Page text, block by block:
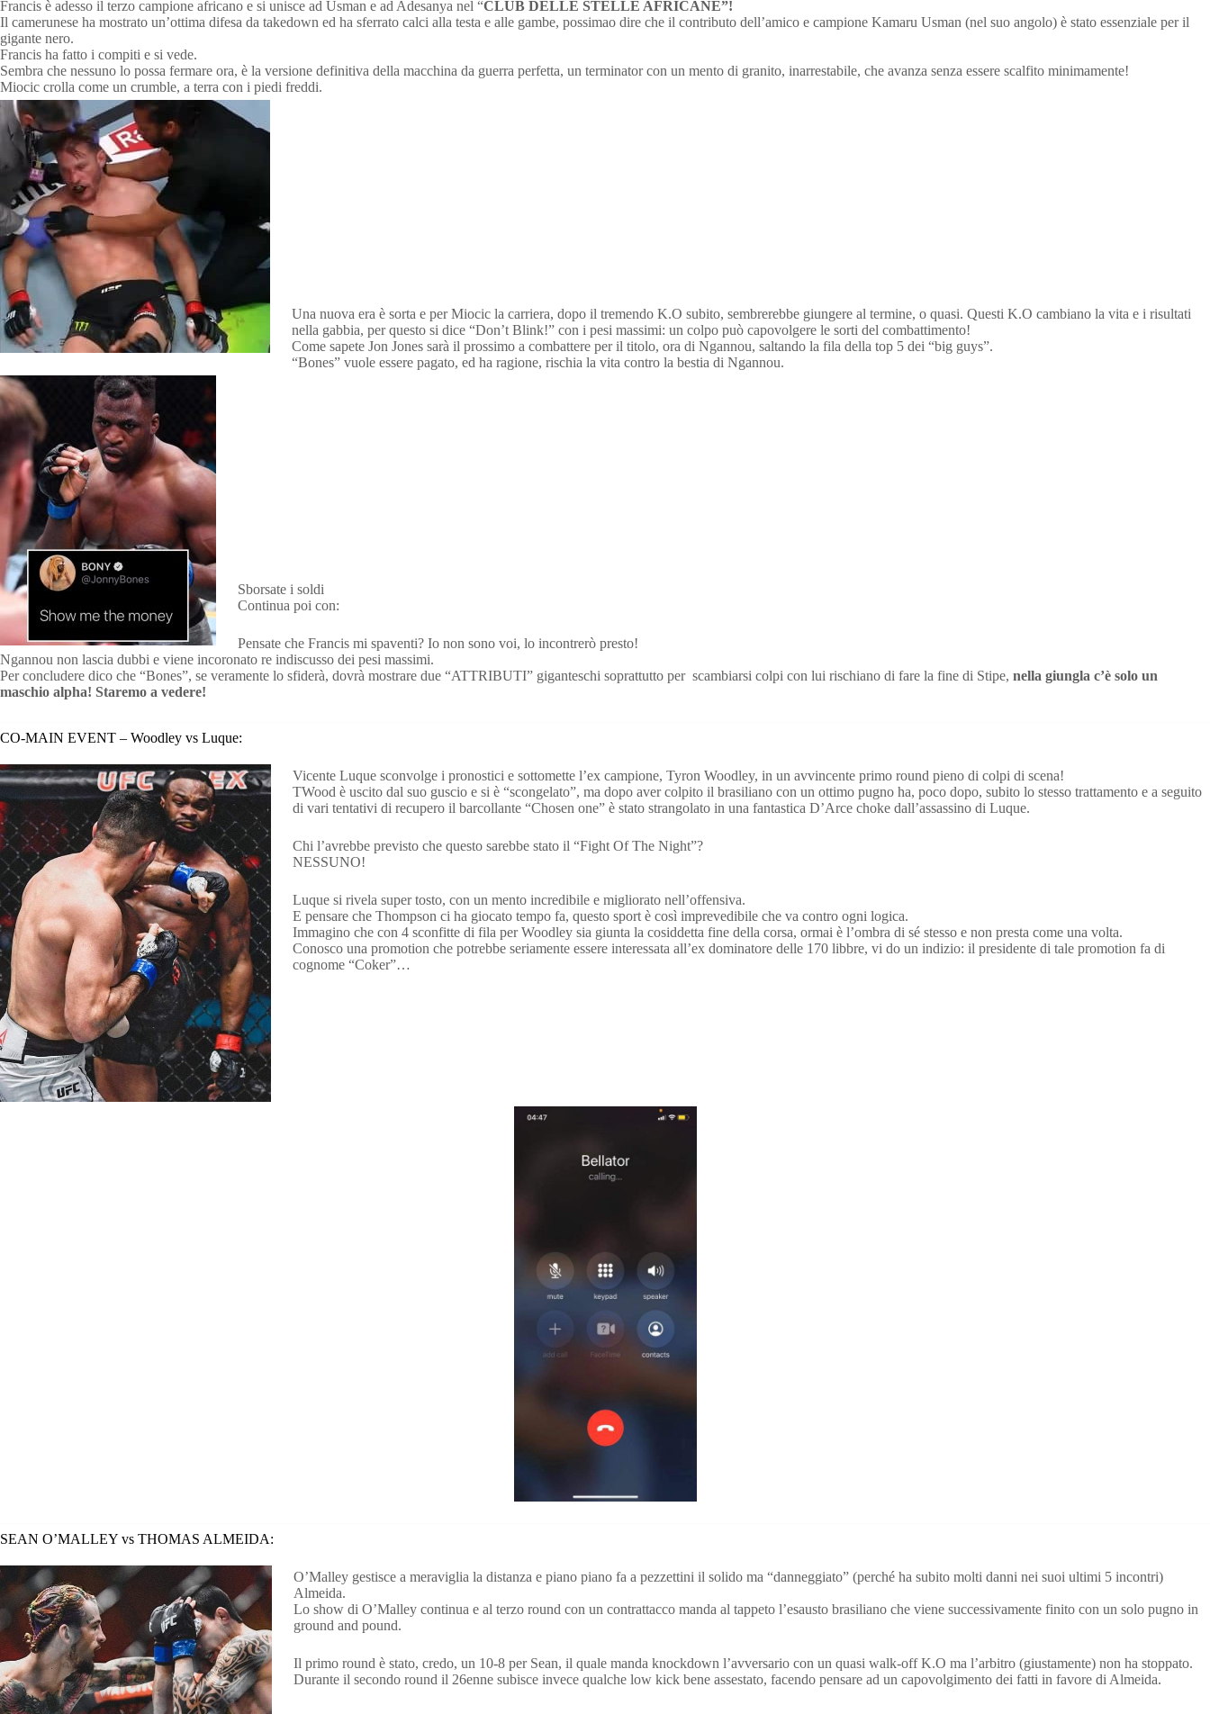
Francis è adesso il terzo campione africano e si unisce ad Usman e ad Adesanya nel “CLUB DELLE STELLE AFRICANE”!
Il camerunese ha mostrato un’ottima difesa da takedown ed ha sferrato calci alla testa e alle gambe, possimao dire che il contributo dell’amico e campione Kamaru Usman (nel suo angolo) è stato essenziale per il
gigante nero.
Francis ha fatto i compiti e si vede.
Sembra che nessuno lo possa fermare ora, è la versione definitiva della macchina da guerra perfetta, un terminator con un mento di granito, inarrestabile, che avanza senza essere scalfito minimamente!
Miocic crolla come un crumble, a terra con i piedi freddi.
Una nuova era è sorta e per Miocic la carriera, dopo il tremendo K.O subito, sembrerebbe giungere al termine, o quasi. Questi K.O cambiano la vita e i risultati
nella gabbia, per questo si dice “Don’t Blink!” con i pesi massimi: un colpo può capovolgere le sorti del combattimento!
Come sapete Jon Jones sarà il prossimo a combattere per il titolo, ora di Ngannou, saltando la fila della top 5 dei “big guys”.
“Bones” vuole essere pagato, ed ha ragione, rischia la vita contro la bestia di Ngannou.
Sborsate i soldi
Continua poi con:
Pensate che Francis mi spaventi? Io non sono voi, lo incontrerò presto!
Ngannou non lascia dubbi e viene incoronato re indiscusso dei pesi massimi.
Per concludere dico che “Bones”, se veramente lo sfiderà, dovrà mostrare due “ATTRIBUTI” giganteschi soprattutto per scambiarsi colpi con lui rischiano di fare la fine di Stipe, nella giungla c’è solo un
maschio alpha! Staremo a vedere!
CO-MAIN EVENT – Woodley vs Luque:
Vicente Luque sconvolge i pronostici e sottomette l’ex campione, Tyron Woodley, in un avvincente primo round pieno di colpi di scena!
TWood è uscito dal suo guscio e si è “scongelato”, ma dopo aver colpito il brasiliano con un ottimo pugno ha, poco dopo, subito lo stesso trattamento e a seguito
di vari tentativi di recupero il barcollante “Chosen one” è stato strangolato in una fantastica D’Arce choke dall’assassino di Luque.
Chi l’avrebbe previsto che questo sarebbe stato il “Fight Of The Night”?
NESSUNO!
Luque si rivela super tosto, con un mento incredibile e migliorato nell’offensiva.
E pensare che Thompson ci ha giocato tempo fa, questo sport è così imprevedibile che va contro ogni logica.
Immagino che con 4 sconfitte di fila per Woodley sia giunta la cosiddetta fine della corsa, ormai è l’ombra di sé stesso e non presta come una volta.
Conosco una promotion che potrebbe seriamente essere interessata all’ex dominatore delle 170 libbre, vi do un indizio: il presidente di tale promotion fa di
cognome “Coker”…
SEAN O’MALLEY vs THOMAS ALMEIDA:
O’Malley gestisce a meraviglia la distanza e piano piano fa a pezzettini il solido ma “danneggiato” (perché ha subito molti danni nei suoi ultimi 5 incontri)
Almeida.
Lo show di O’Malley continua e al terzo round con un contrattacco manda al tappeto l’esausto brasiliano che viene successivamente finito con un solo pugno in
ground and pound.
Il primo round è stato, credo, un 10-8 per Sean, il quale manda knockdown l’avversario con un quasi walk-off K.O ma l’arbitro (giustamente) non ha stoppato.
Durante il secondo round il 26enne subisce invece qualche low kick bene assestato, facendo pensare ad un capovolgimento dei fatti in favore di Almeida.